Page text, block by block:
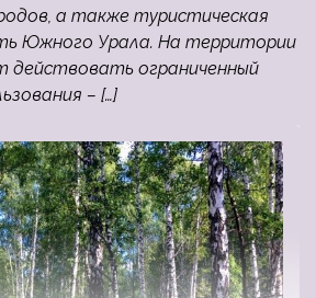
а также туристическая
Южного Урала. На территории
действовать ограниченный
– […]